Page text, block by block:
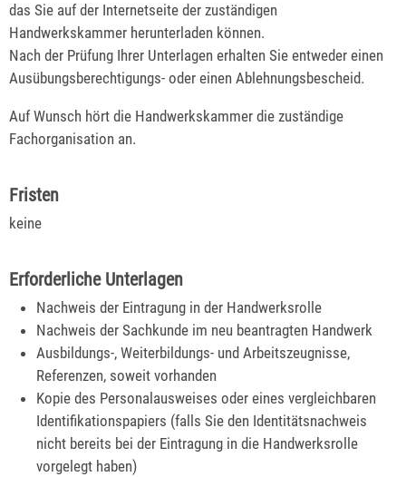
das Sie auf der Internetseite der zuständigen
Handwerkskammer herunterladen können.
Nach der Prüfung Ihrer Unterlagen erhalten Sie entweder einen
Ausübungsberechtigungs- oder einen Ablehnungsbescheid.
Auf Wunsch hört die Handwerkskammer die zuständige
Fachorganisation an.
Fristen
keine
Erforderliche Unterlagen
Nachweis der Eintragung in der Handwerksrolle
Nachweis der Sachkunde im neu beantragten Handwerk
Ausbildungs-, Weiterbildungs- und Arbeitszeugnisse,
Referenzen, soweit vorhanden
Kopie des Personalausweises oder eines vergleichbaren
Identifikationspapiers (falls Sie den Identitätsnachweis
nicht bereits bei der Eintragung in die Handwerksrolle
vorgelegt haben)